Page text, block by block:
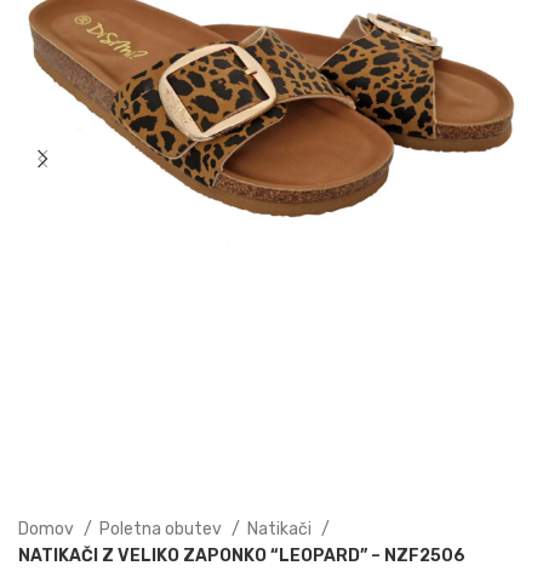
Domov Poletna obutev
Natikači
NATIKAČI Z VELIKO ZAPONKO “LEOPARD” – NZF2506